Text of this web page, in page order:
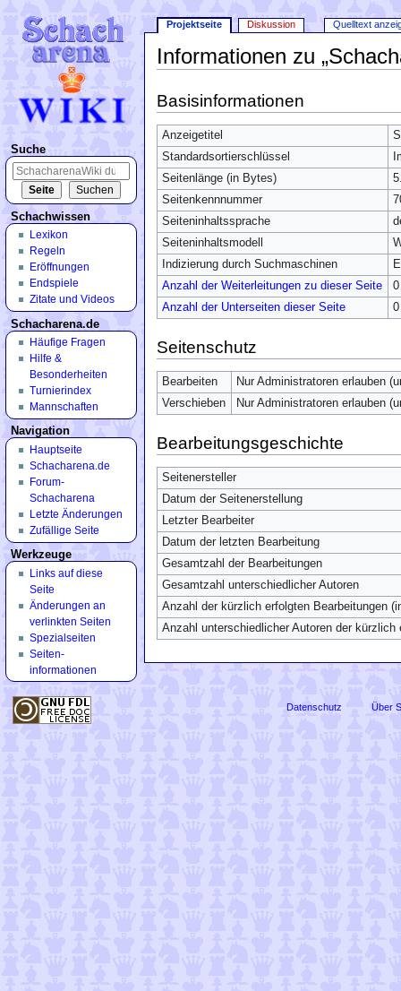
Informationen zu
Basisinformationen
Anzeigetitel
Standardsortierschlüssel
Seitenlänge (in Bytes)
Seitenkennnummer
Seiteninhaltssprache
Seiteninhaltsmodell
Indizierung durch Suchmaschinen
Anzahl der Weiterleitungen zu dieser Seite
0
Anzahl der Unterseiten dieser Seite
Seitenschutz
Bearbeiten
Nur Administratoren erlauben
Verschieben
Nur Administratoren erlauben
Bearbeitungsgeschichte
Seitenersteller
Datum der Seitenerstellung
Letzter Bearbeiter
Datum der letzten Bearbeitung
Gesamtzahl der Bearbeitungen
Gesamtzahl unterschiedlicher Autoren
Anzahl der kürzlich erfolgten Bearbeitungen
Anzahl unterschiedlicher Autoren der kürzlich
Projektseite Diskussion Quelltext
Suche
Schachwissen
Lexikon
Regeln
Eröffnungen
Endspiele
Zitate und Videos
Schacharena.de
Häufige Fragen
Hilfe &
Besonderheiten
Turnierindex
Mannschaften
Navigation
Hauptseite
Schacharena.de
Forum-
Schacharena
Letzte Änderungen
Zufällige Seite
Werkzeuge
Links auf diese
Seite
Änderungen an
verlinkten Seiten
Spezialseiten
Seiten­
informationen
Datenschutz Über